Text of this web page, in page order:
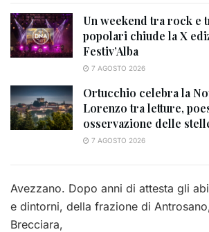
Un weekend tra rock e
popolari chiude la X
Festiv’Alba
7 AGOSTO 2026
Ortucchio celebra la
Lorenzo tra letture,
osservazione delle
7 AGOSTO 2026
Avezzano. Dopo anni di attesta gli
e dintorni, della frazione di
Brecciara,